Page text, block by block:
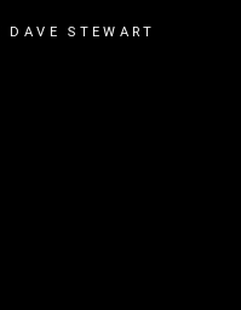
STEWART